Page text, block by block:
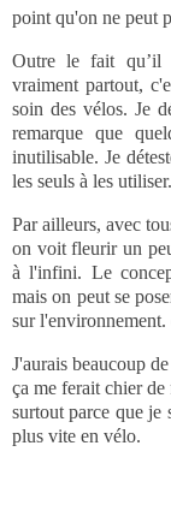
point qu'on ne peut
Outre le fait qu’il
vraiment partout,
soin des vélos. Je
remarque que
inutilisable. Je
les seuls à les utiliser.
Par ailleurs, avec
on voit fleurir un
à l'infini. Le
mais on peut se
sur
J'aurais beaucoup
ça me ferait chier de
surtout parce que je
plus vite en vélo.